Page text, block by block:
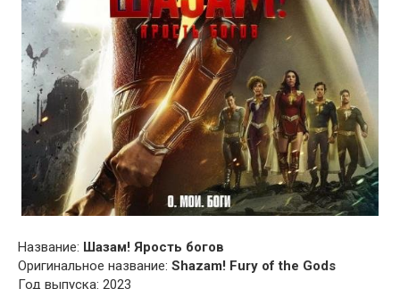
Название: Шазам! Ярость богов
Оригинальное название: Shazam! Fury of the Gods
Год выпуска: 2023